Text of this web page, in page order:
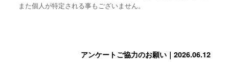
また個人が特定される事もございません。
アンケートご協力のお願い｜2026.06.12